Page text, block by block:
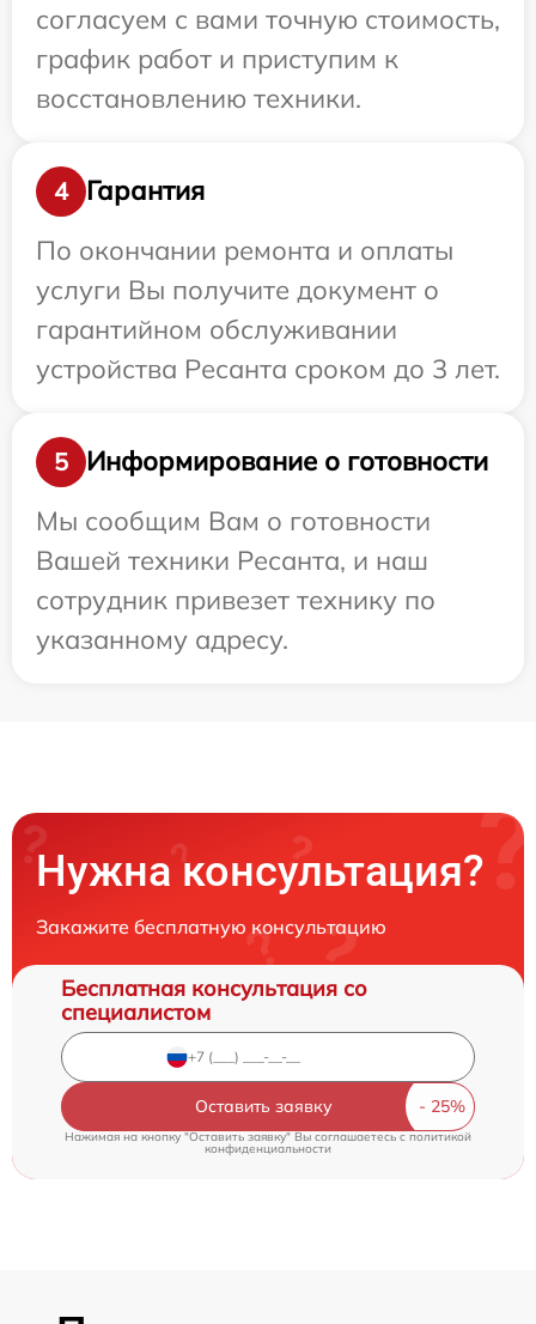
согласуем с вами точную стоимость,
график работ и приступим к
восстановлению техники.
4
Гарантия
По окончании ремонта и оплаты
услуги Вы получите документ о
гарантийном обслуживании
устройства Ресанта сроком до 3 лет.
5
Информирование о готовности
Мы сообщим Вам о готовности
Вашей техники Ресанта, и наш
сотрудник привезет технику по
указанному адресу.
Нужна консультация?
Закажите бесплатную консультацию
Бесплатная консультация со
специалистом
Оставить заявку
Нажимая на кнопку "Оставить заявку" Вы соглашаетесь cполитикой
конфиденциальности